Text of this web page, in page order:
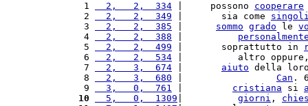
1
  2,   2,  334
|     possono cooperare
2
  2,   2,  349
|       sia come
3
  2,   2,  385
sommo grado le
4
  2,   2,  388
5
  2,   2,  499
|       soprattutto in
6
  2,   2,  534
|          altro
7
  2,   3,  674
aiuto della
8
  2,   3,  680
Can .
9
  3,   0,  761
cristiana si
10
  5,   0,  1309
giorni ,